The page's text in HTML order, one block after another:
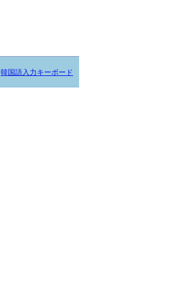
韓国語入力キーボード